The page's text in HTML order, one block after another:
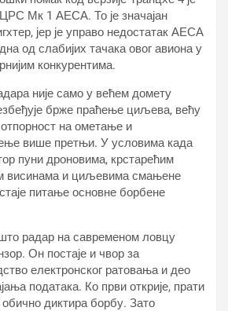
Мк 1 АЕСА. То је значајан
јер је управо недостатак АЕСА
од слабијих тачака овог авиона у
конкурентима.
није само у већем домету
брже праћење циљева, већу
на ометање и
више претњи. У условима када
пуни дроновима, крстарећим
висинама и циљевима смањене
питање основне борбене
радар на савременом ловцу
Он постаје и чвор за
електронског ратовања и део
података. Ко први открије, прати
обично диктира борбу. Зато